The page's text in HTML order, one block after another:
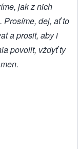
jak z nich
Prosíme, dej, ať to
a prosit, aby i
povolit, vždyť ty